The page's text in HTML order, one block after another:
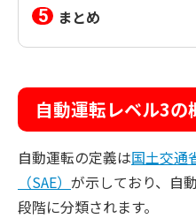
まとめ
自動運転レベル3の
自動運転の定義は国土交通
（SAE） が示しており、自
段階に分類されます。